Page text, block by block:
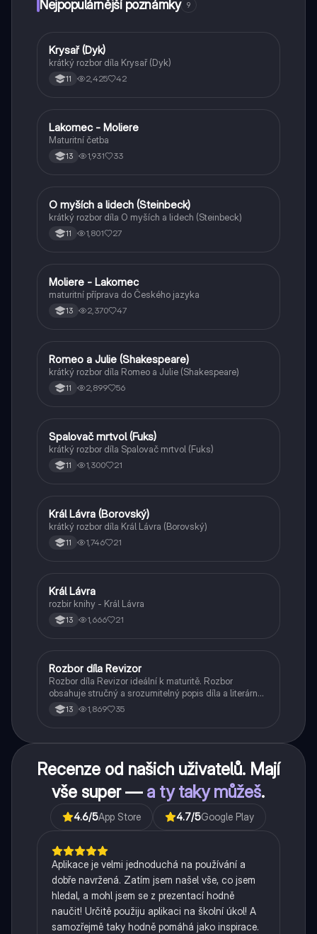
Nejpopulárnější poznámky 9
Český jazyk a literatura
Krysař (Dyk)
krátký rozbor díla Krysař (Dyk)
11 2,425 42
Český jazyk a literatura
Lakomec - Moliere
Maturitní četba
13 1,931 33
Český jazyk a literatura
O myších a lidech (Steinbeck)
krátký rozbor díla O myších a lidech (Steinbeck)
11 1,801 27
Český jazyk a literatura
Moliere - Lakomec
maturitní příprava do Českého jazyka
13 2,370 47
Český jazyk a literatura
Romeo a Julie (Shakespeare)
krátký rozbor díla Romeo a Julie (Shakespeare)
11 2,899 56
Český jazyk a literatura
Spalovač mrtvol (Fuks)
krátký rozbor díla Spalovač mrtvol (Fuks)
11 1,300 21
Český jazyk a literatura
Král Lávra (Borovský)
krátký rozbor díla Král Lávra (Borovský)
11 1,746 21
Český jazyk a literatura
Král Lávra
rozbir knihy - Král Lávra
13 1,666 21
Český jazyk a literatura
Rozbor díla Revizor
Rozbor díla Revizor ideální k maturitě. Rozbor
obsahuje stručný a srozumitelný popis díla a literárně
historický kontext.
13 1,869 35
Recenze od našich uživatelů. Mají
vše super — a ty taky můžeš.
4.6/5App Store 4.7/5Google Play
Aplikace je velmi jednoduchá na používání a
dobře navržená. Zatím jsem našel vše, co jsem
hledal, a mohl jsem se z prezentací hodně
naučit! Určitě použiju aplikaci na školní úkol! A
samozřejmě taky hodně pomáhá jako inspirace.